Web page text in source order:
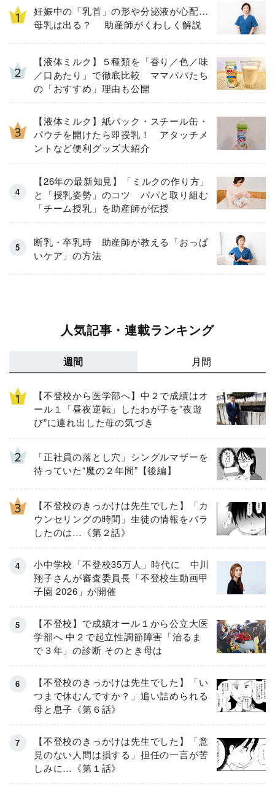
妊娠中の「乳首」の形や分泌液が心配…
母乳は出る？ 助産師がくわしく解説
【液体ミルク】５種類を「香り／色／味
／口あたり」で徹底比較 ママパパたち
の「おすすめ」理由も公開
【液体ミルク】紙パック・スチール缶・
パウチを開けたら即授乳！ アタッチメ
ントなど便利グッズ大紹介
【26年の最新知見】「ミルクの作り方」
と「授乳姿勢」のコツ パパと取り組む
「チーム授乳」を助産師が伝授
断乳・卒乳時 助産師が教える「おっぱ
いケア」の方法
人気記事・連載ランキング
週間 月間
【不登校から医学部へ】中２で成績はオ
ール１「昼夜逆転」したわが子を”夜遊
び”に連れ出した母の気づき
「正社員の落とし穴」シングルマザーを
待っていた“魔の２年間”【後編】
【不登校のきっかけは先生でした】「カ
ウンセリングの時間」生徒の情報をバラ
したのは…《第２話》
小中学校「不登校35万人」時代に 中川
翔子さんが審査委員長「不登校生動画甲
子園 2026」が開催
【不登校】で成績オール１から公立大医
学部へ 中２で起立性調節障害「治るま
で３年」の診断 そのとき母は
【不登校のきっかけは先生でした】「い
つまで休むんですか？」追い詰められる
母と息子《第６話》
【不登校のきっかけは先生でした】「意
見のない人間は損する」担任の一言が苦
しみに…《第１話》